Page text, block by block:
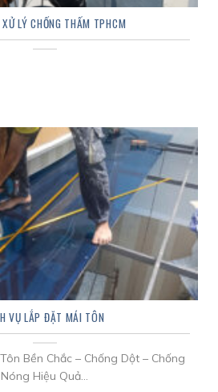
LÝ CHỐNG THẤM TPHCM
VỤ LẮP ĐẶT MÁI TÔN
Bền Chắc – Chống Dột – Chống
Nóng Hiệu Quả...